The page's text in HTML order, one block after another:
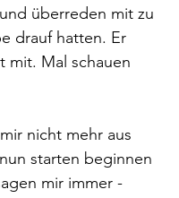
überreden mit zu
drauf hatten. Er
mit. Mal schauen
nicht mehr aus
starten beginnen
mir immer -